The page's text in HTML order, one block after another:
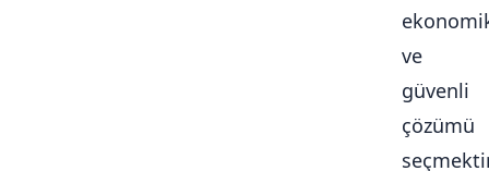
ve
güvenli
çözümü